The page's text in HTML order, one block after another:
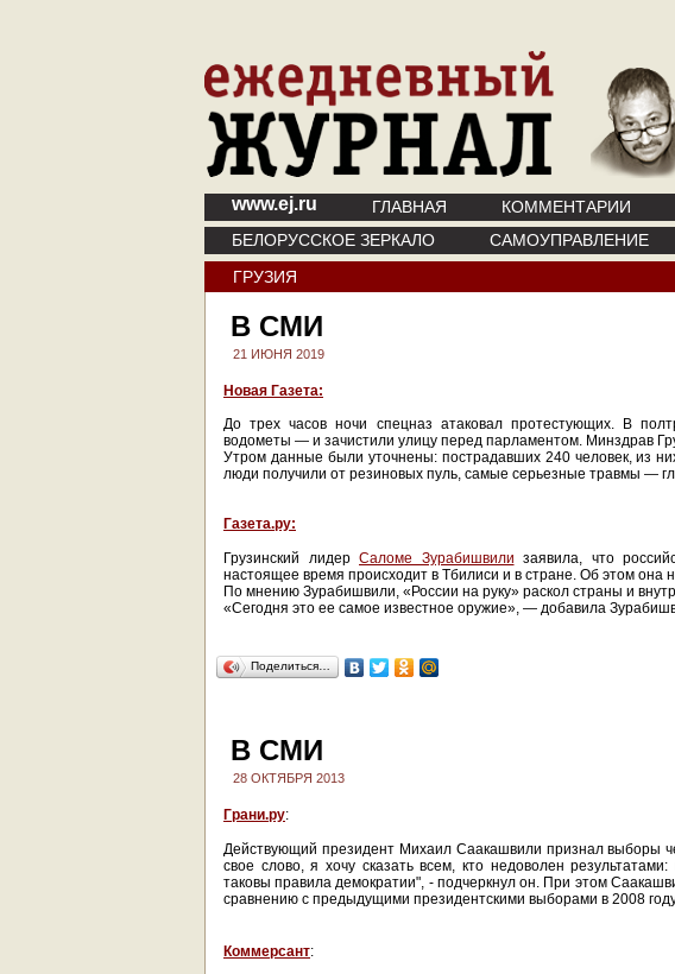
www.ej.ru ГЛАВНАЯ КОММЕНТАРИИ
БЕЛОРУССКОЕ ЗЕРКАЛО
САМОУПРАВЛЕНИЕ
ГРУЗИЯ
В СМИ
21 ИЮНЯ 2019
Новая Газета:
До трех часов ночи спецназ атаковал протестующих. В
водометы — и зачистили улицу перед парламентом. Минздрав
Утром данные были уточнены: пострадавших 240 человек, из
люди получили от резиновых пуль, самые серьезные травмы —
Газета.ру:
Грузинский лидер Саломе Зурабишвили заявила, что
настоящее время происходит в Тбилиси и в стране. Об этом она
По мнению Зурабишвили, «России на руку» раскол страны и
«Сегодня это ее самое известное оружие», — добавила
Поделиться…
В СМИ
28 ОКТЯБРЯ 2013
Грани.ру:
Действующий президент Михаил Саакашвили признал выборы
свое слово, я хочу сказать всем, кто недоволен
таковы правила демократии", - подчеркнул он. При этом
сравнению с предыдущими президентскими выборами в 2008
Коммерсант: